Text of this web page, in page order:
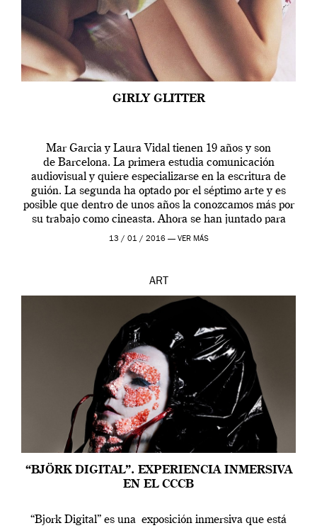
GIRLY GLITTER
Mar Garcia y Laura Vidal tienen 19 años y son
de Barcelona. La primera estudia comunicación
audiovisual y quiere especializarse en la escritura de
guión. La segunda ha optado por el séptimo arte y es
posible que dentro de unos años la conozcamos más por
su trabajo como cineasta. Ahora se han juntado para
contarnos una […]
13 / 01 / 2016 — VER MÁS
ART
“BJÖRK DIGITAL”. EXPERIENCIA INMERSIVA
EN EL CCCB
“Bjork Digital” es una exposición inmersiva que está